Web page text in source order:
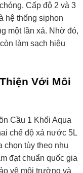
Cấp độ 2 và 3
hệ thống siphon
một lần xả. Nhờ đó,
làm sạch hiệu
Với Môi
Cầu 1 Khối Aqua
chế độ xả nước 5L
chọn tùy theo nhu
đạt chuẩn quốc gia
vệ môi trường và